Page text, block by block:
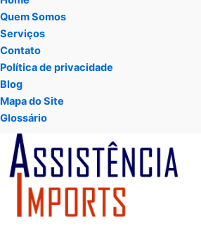
Quem Somos
Serviços
Contato
Política de privacidade
Blog
Mapa do Site
Glossário
Tocador
vídeo